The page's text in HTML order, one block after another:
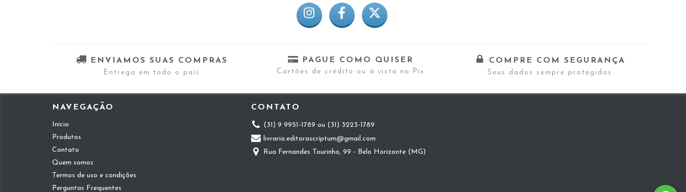
ENVIAMOS SUAS COMPRAS
Entrega em todo o país
PAGUE COMO QUISER
Cartões de crédito ou à vista no Pix
COMPRE COM SEGURANÇA
Seus dados sempre protegidos
NAVEGAÇÃO
Início
Produtos
Contato
Quem somos
Termos de uso e condições
Perguntas Frequentes
CONTATO
(31) 9 9951-1789 ou (31) 3223-1789
livraria.editorascriptum@gmail.com
Rua Fernandes Tourinho, 99 - Belo Horizonte (MG)